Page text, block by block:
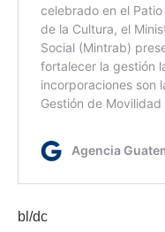
bl/dc